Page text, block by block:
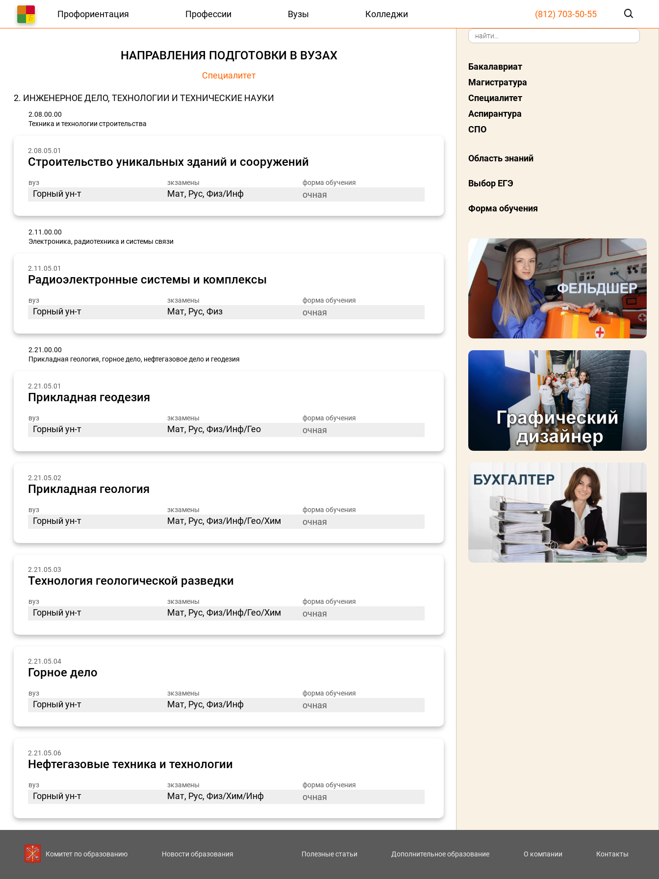
Профориентация Профессии Вузы Колледжи (812) 703-50-55
НАПРАВЛЕНИЯ ПОДГОТОВКИ В ВУЗАХ
Специалитет
2. ИНЖЕНЕРНОЕ ДЕЛО, ТЕХНОЛОГИИ И ТЕХНИЧЕСКИЕ НАУКИ
2.08.00.00
Техника и технологии строительства
2.08.05.01
Строительство уникальных зданий и сооружений
вуз зкзамены форма обучения
Горный ун-т Мат, Рус, Физ/Инф очная
2.11.00.00
Электроника, радиотехника и системы связи
2.11.05.01
Радиоэлектронные системы и комплексы
вуз зкзамены форма обучения
Горный ун-т Мат, Рус, Физ очная
2.21.00.00
Прикладная геология, горное дело, нефтегазовое дело и геодезия
2.21.05.01
Прикладная геодезия
вуз зкзамены форма обучения
Горный ун-т Мат, Рус, Физ/Инф/Гео очная
2.21.05.02
Прикладная геология
вуз зкзамены форма обучения
Горный ун-т Мат, Рус, Физ/Инф/Гео/Хим очная
2.21.05.03
Технология геологической разведки
вуз зкзамены форма обучения
Горный ун-т Мат, Рус, Физ/Инф/Гео/Хим очная
2.21.05.04
Горное дело
вуз зкзамены форма обучения
Горный ун-т Мат, Рус, Физ/Инф очная
2.21.05.06
Нефтегазовые техника и технологии
вуз зкзамены форма обучения
Горный ун-т Мат, Рус, Физ/Хим/Инф очная
Бакалавриат
Магистратура
Специалитет
Аспирантура
СПО
Область знаний
Выбор ЕГЭ
Форма обучения
Комитет по образованию Новости образования Полезные статьи Дополнительное образование О компании Контакты